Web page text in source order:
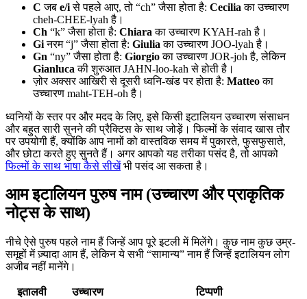
C जब e/iसे पहले आए, तो “ch” जैसा होता है: Cecilia का उच्चारण
cheh-CHEE-lyah है।
Ch “k” जैसा होता है: Chiara का उच्चारण KYAH-rah है।
Giनरम “j” जैसा होता है: Giulia का उच्चारण JOO-lyah है।
Gn “ny” जैसा होता है: Giorgioका उच्चारण JOR-joh है, लेकिन
Gianluca की शुरुआत JAHN-loo-kah से होती है।
ज़ोर अक्सर आखिरी से दूसरी ध्वनि-खंड पर होता है: Matteoका
उच्चारण maht-TEH-oh है।
ध्वनियों के स्तर पर और मदद के लिए, इसे किसी इटालियन उच्चारण संसाधन
और बहुत सारी सुनने की प्रैक्टिस के साथ जोड़ें। फिल्मों के संवाद खास तौर
पर उपयोगी हैं, क्योंकि आप नामों को वास्तविक समय में पुकारते, फुसफुसाते,
और छोटा करते हुए सुनते हैं। अगर आपको यह तरीका पसंद है, तो आपको
फिल्मों के साथ भाषा कैसे सीखेंभी पसंद आ सकता है।
आम इटालियन पुरुष नाम (उच्चारण और प्राकृतिक
नोट्स के साथ)
नीचे ऐसे पुरुष पहले नाम हैं जिन्हें आप पूरे इटली में मिलेंगे। कुछ नाम कुछ उम्र-
समूहों में ज़्यादा आम हैं, लेकिन ये सभी “सामान्य” नाम हैं जिन्हें इटालियन लोग
अजीब नहीं मानेंगे।
इतालवी उच्चारण
टिप्पणी